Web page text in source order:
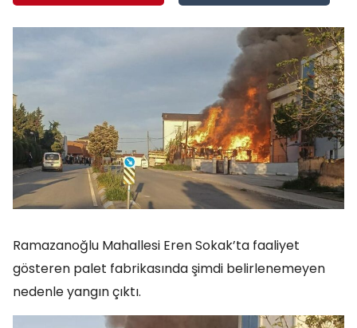
Ramazanoğlu Mahallesi Eren Sokak’ta faaliyet
gösteren palet fabrikasında şimdi belirlenemeyen
nedenle yangın çıktı.